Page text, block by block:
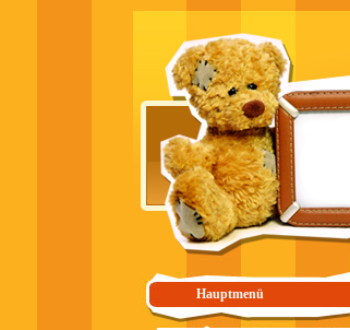
Hauptmenü